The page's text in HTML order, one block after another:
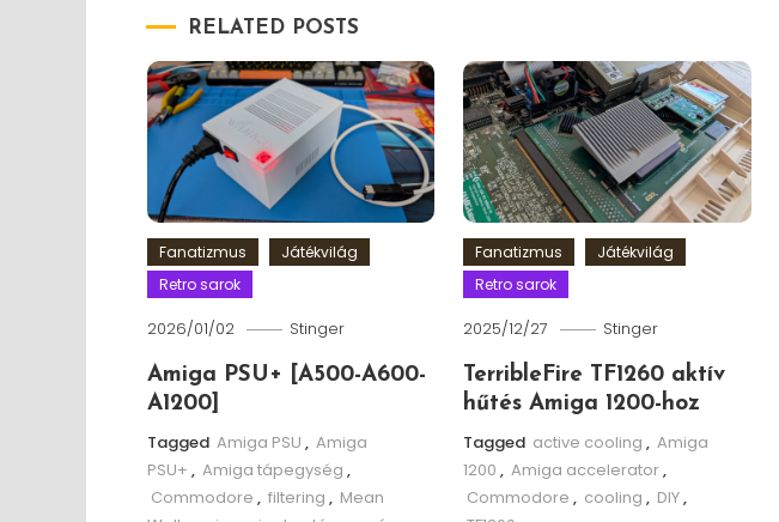
RELATED POSTS
Fanatizmus
Játékvilág
Retro sarok
2026/01/02 Stinger
Amiga PSU+ [A500-A600-
A1200]
Tagged Amiga PSU , Amiga
PSU+ , Amiga tápegység ,
Commodore , filtering , Mean
Fanatizmus
Játékvilág
Retro sarok
2025/12/27 Stinger
TerribleFire TF1260 aktív
hűtés Amiga 1200-hoz
Tagged active cooling , Amiga
1200 , Amiga accelerator,
Commodore , cooling , DIY,